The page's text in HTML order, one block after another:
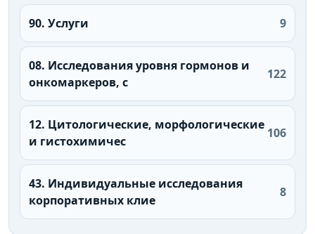
90. Услуги 9
08. Исследования уровня гормонов и
онкомаркеров, с
122
12. Цитологические, морфологические
и гистохимичес
106
43. Индивидуальные исследования
корпоративных клие
8